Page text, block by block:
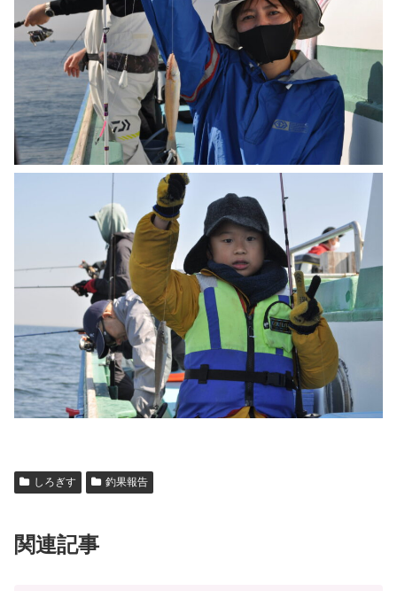
しろぎす 釣果報告
関連記事